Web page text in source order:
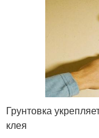
Грунтовка
клея